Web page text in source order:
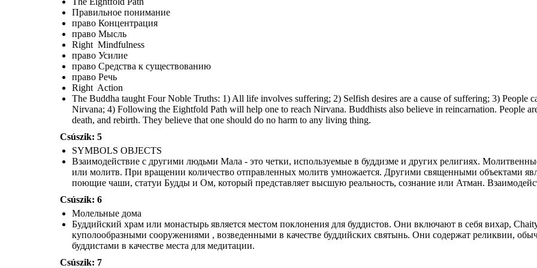
Мала - это четки, используемые в буддизме и других
религиях. Молитвенные колеса содержат плотно
скрученный лист мантры или молитв. При вращении
количество отправленных молитв умножается. Другими
священными объектами являются молитвенные
колокольчики, раковины, поющие чаши, статуи Будды и Ом,
который представляет высшую реальность, сознание или
Атман.
Взаимодействие с другими людьми
SYMBOLS OBJECTS
Молельные дома
The Buddha taught Four Noble Truths: 1) All life involves suffering; 2)
Selfish desires are a cause of suffering; 3) People can end their suffering
by giving up selfish desires and reach Nirvana; 4) Following the Eightfold
Path will help one to reach Nirvana.
Буддийский храм или монастырь является местом
поклонения для буддистов. Они включаютвсебя
вихар, Chaitya, Ваты, пагоду и ступу.Stupas
куполообразными сооружениями,
качестве буддийских святынь. Они
реликвии, обычно прах буддийских
монахов, и используются буддистами в качестве
места для медитации.
Правильное
понимание
Речь
Right
право
Mindfulness
The Eightfold Path
Место происхождения
НАСЕЛЕНИЕ СЕГОДНЯ
провинция
Лумбини,
Непал
Более 500 миллионов
подписчиков
Правильное понимание
право Концентрация
право Мысль
Right Mindfulness
право Усилие
право Средства к существованию
право Речь
Right Action
The Buddha taught Four Noble Truths: 1) All life involves suffering; 2) Selfish desires are a cause of suffering; 3) People
Nirvana; 4) Following the Eightfold Path will help one to reach Nirvana. Buddhists also believe in reincarnation. People
death, and rebirth. They believe that one should do no harm to any living thing.
Csúszik: 5
SYMBOLS OBJECTS
Взаимодействие с другими людьми Мала - это четки, используемые в буддизме и других религиях.
или молитв. При вращении количество отправленных молитв умножается. Другими священными объектами
поющие чаши, статуи Будды и Ом, который представляет высшую реальность, сознание или Атман.
Csúszik: 6
Молельные дома
Буддийский храм или монастырь является местом поклонения для буддистов. Они включают в себя вихар,
куполообразными сооружениями , возведенными в качестве буддийских святынь. Они содержат реликвии,
буддистами в качестве места для медитации.
Csúszik: 7